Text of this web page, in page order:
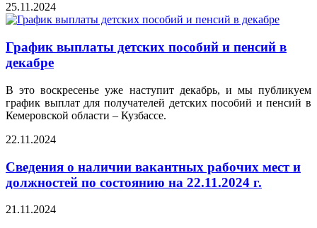
25.11.2024
График выплаты детских пособий и пенсий в
декабре
В это воскресенье уже наступит декабрь, и мы публикуем
график выплат для получателей детских пособий и пенсий в
Кемеровской области – Кузбассе.
22.11.2024
Сведения о наличии вакантных рабочих мест и
должностей по состоянию на 22.11.2024 г.
21.11.2024